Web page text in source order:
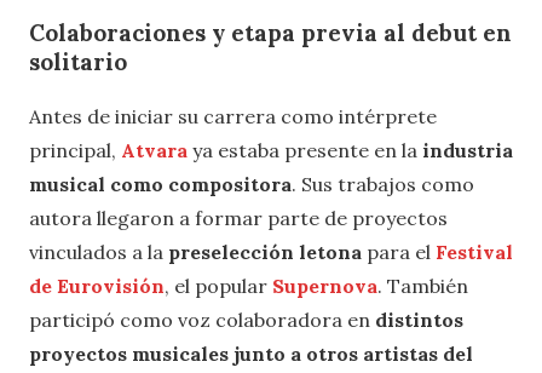
Colaboraciones y etapa previa al debut en
solitario
Antes de iniciar su carrera como intérprete
principal, Atvara ya estaba presente en la industria
musical como compositora. Sus trabajos como
autora llegaron a formar parte de proyectos
vinculados a la preselección letona para el Festival
de Eurovisión, el popular Supernova. También
participó como voz colaboradora en distintos
proyectos musicales junto a otros artistas del